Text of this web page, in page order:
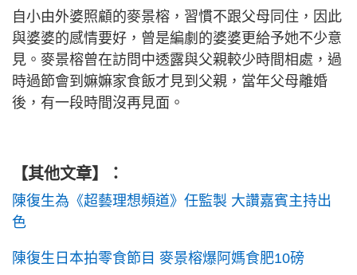
自小由外婆照顧的麥景榕，習慣不跟父母同住，因此
與婆婆的感情要好，曾是編劇的婆婆更給予她不少意
見。麥景榕曾在訪問中透露與父親較少時間相處，過
時過節會到嫲嫲家食飯才見到父親，當年父母離婚
後，有一段時間沒再見面。
【其他文章】：
陳復生為《超藝理想頻道》任監製 大讚嘉賓主持出
色
陳復生日本拍零食節目 麥景榕爆阿媽食肥10磅